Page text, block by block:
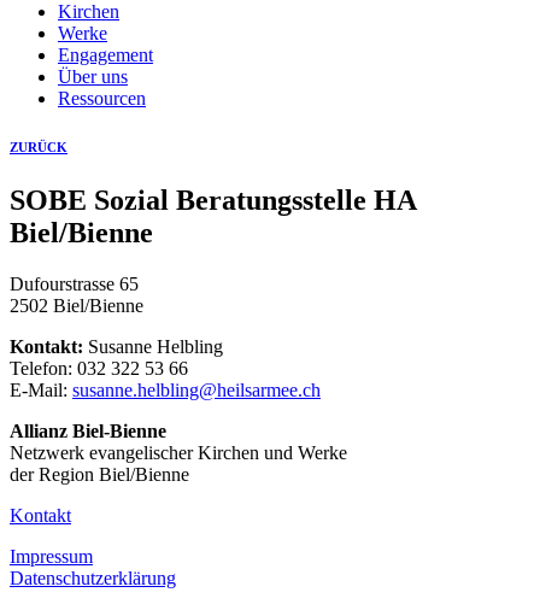
Kirchen
Werke
Engagement
Über uns
Ressourcen
ZURÜCK
SOBE Sozial Beratungsstelle HA
Biel/Bienne
Dufourstrasse 65
2502 Biel/Bienne
Kontakt: Susanne Helbling
Telefon: 032 322 53 66
E-Mail: susanne.helbling@heilsarmee.ch
Allianz Biel-Bienne
Netzwerk evangelischer Kirchen und Werke
der Region Biel/Bienne
Kontakt
Impressum
Datenschutzerklärung